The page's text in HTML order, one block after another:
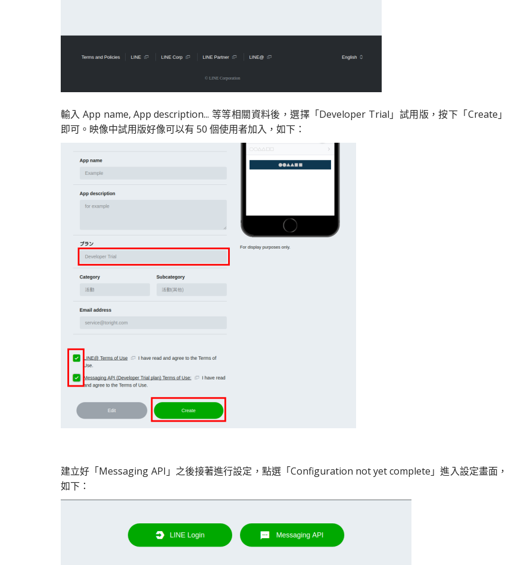
輸入 App name, App description... 等等相關資料後，選擇「Developer Trial」試用版，按下「Create」
即可。映像中試用版好像可以有 50 個使用者加入，如下：
建立好「Messaging API」之後接著進行設定，點選「Configuration not yet complete」進入設定畫面，
如下：